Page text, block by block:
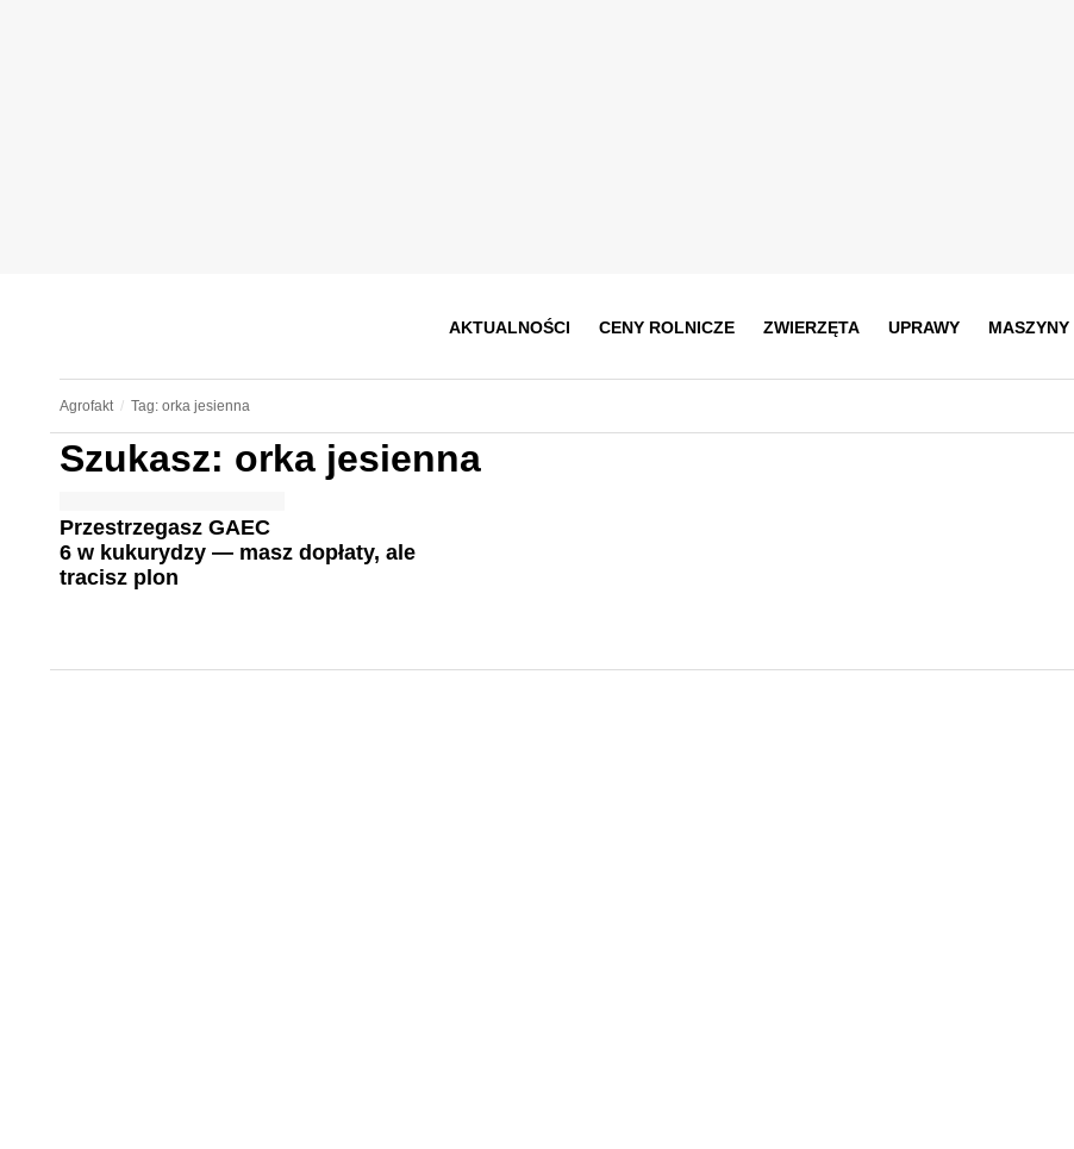
AKTUALNOŚCI CENY ROLNICZE ZWIERZĘTA UPRAWY MASZYNY
Agrofakt Tag: orka jesienna
Szukasz: orka jesienna
Przestrzegasz GAEC
6 w kukurydzy — masz dopłaty, ale
tracisz plon